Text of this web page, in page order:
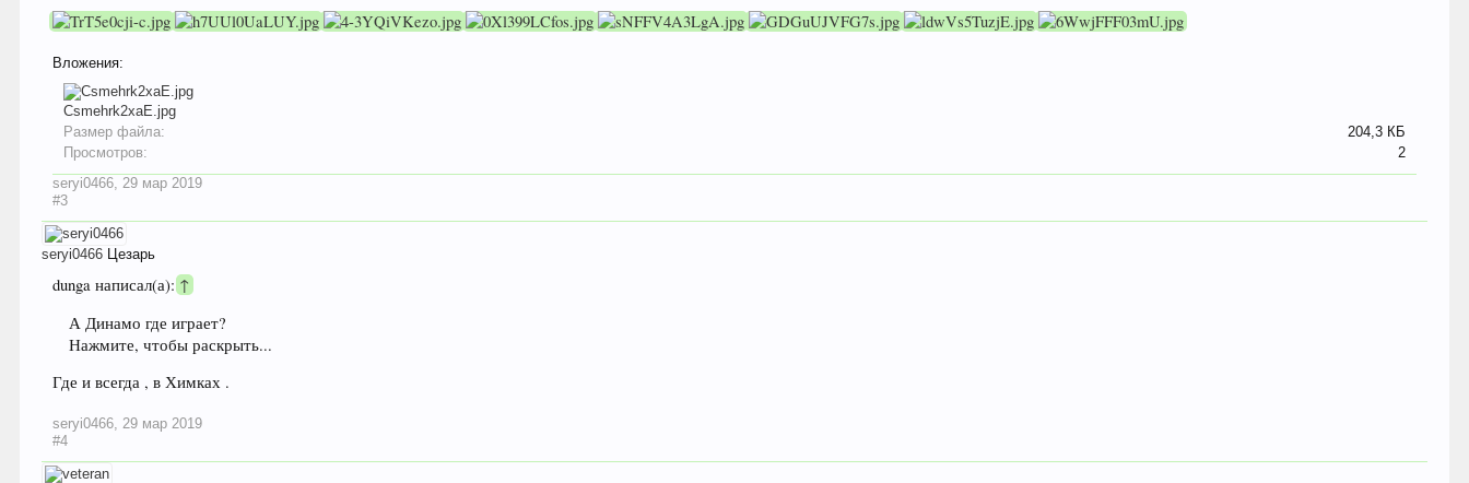
Вложения:
Csmehrk2xaE.jpg
Размер файла:
204,3 КБ
Просмотров:
2
seryi0466, 29 мар 2019
#3
seryi0466 Цезарь
dunga написал(а):↑
А Динамо где играет?
Нажмите, чтобы раскрыть...
Где и всегда , в Химках .
seryi0466, 29 мар 2019
#4